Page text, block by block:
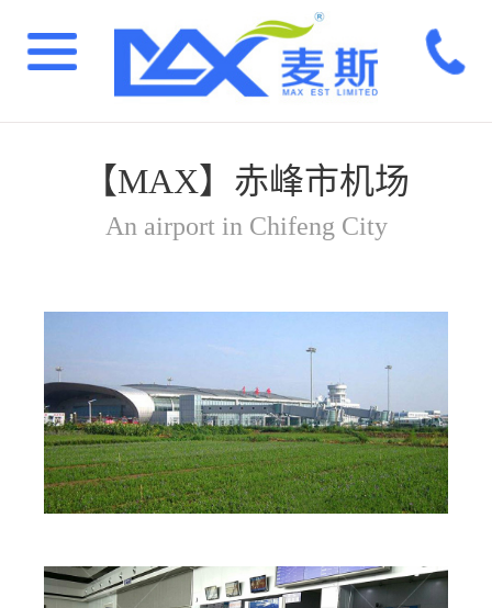
【MAX】赤峰市机场
An airport in Chifeng City